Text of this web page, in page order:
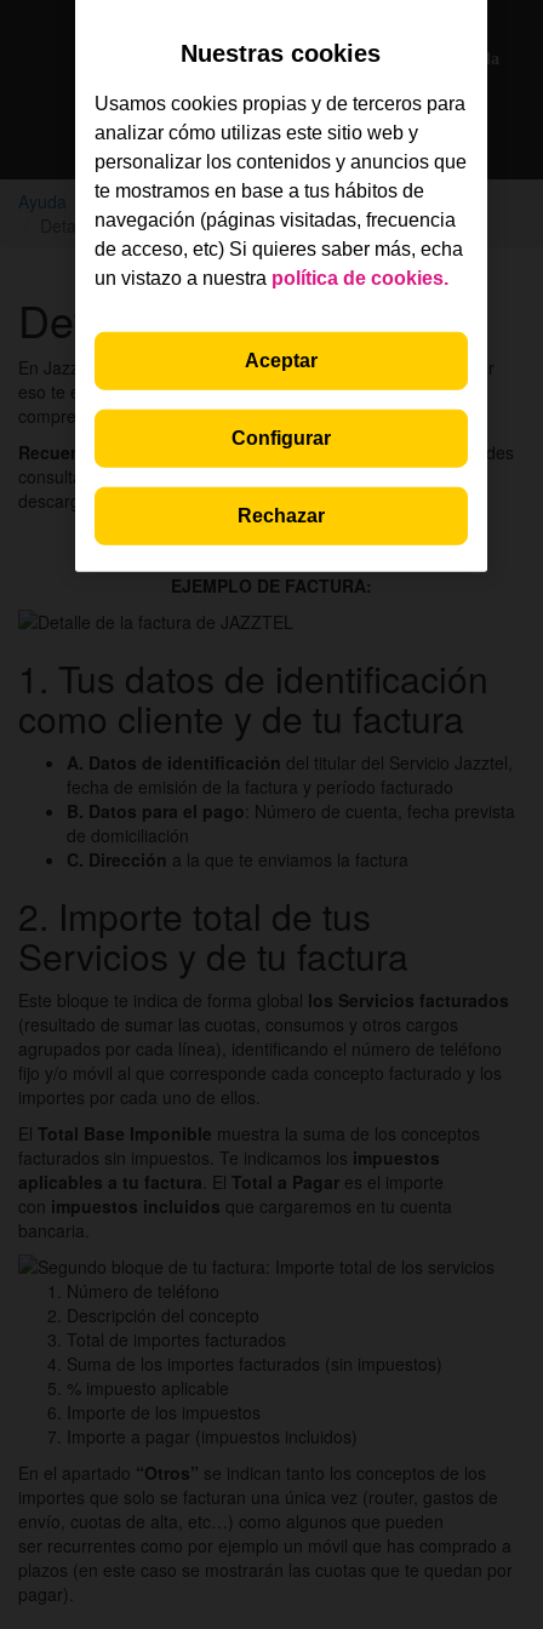
Si eres cliente, nuestros agentes te atienden por chat en la
Descarga la App
Ayuda Factura y consumo
Conceptos de factura
Detalle de tu factura
Detalle de tu factura
En Jazztel trabajamos para hacerte las cosas más fáciles. Por
eso te explicamos detalladamente tu factura para ayudarte a
comprenderla de una forma rápida y sencilla.
Recuerda:
En el área de clientes de Jazztel (Mi Cuenta) puedes
consultar online todas tus facturas y también las puedes
descargar en formato PDF:
Consulta tu factura Jazztel
EJEMPLO DE FACTURA:
1 . Tus datos de identificación
como cliente y de tu factura
A. Datos de identificación del titular del Servicio Jazztel,
fecha de emisión de la factura y período facturado
B. Datos para el pago: Número de cuenta, fecha prevista
de domiciliación
C. Dirección a la que te enviamos la factura
2. Importe total de tus
Servicios y de tu factura
Este bloque te indica de forma global los Servicios facturados
(resultado de sumar las cuotas, consumos y otros cargos
agrupados por cada línea), identificando el número de teléfono
fijo y/o móvil al que corresponde cada concepto facturado y los
importes por cada uno de ellos.
El Total Base Imponible muestra la suma de los conceptos
facturados sin impuestos. Te indicamos los impuestos
aplicables a tu factura . El Total a Pagar es el importe
con impuestos incluidos que cargaremos en tu cuenta
bancaria.
Número de teléfono
Descripción del concepto
Total de importes facturados
Suma de los importes facturados (sin impuestos)
% impuesto aplicable
Importe de los impuestos
Importe a pagar (impuestos incluidos)
En el apartado “Otros” se indican tanto los conceptos de los
importes que solo se facturan una única vez (router, gastos de
envío, cuotas de alta, etc…) como algunos que pueden
ser recurrentes como por ejemplo un móvil que has comprado a
plazos (en este caso se mostrarán las cuotas que te quedan por
pagar).
Nuestras cookies
Usamos cookies propias y de terceros para
analizar cómo utilizas este sitio web y
personalizar los contenidos y anuncios que
te mostramos en base a tus hábitos de
navegación (páginas visitadas, frecuencia
de acceso, etc) Si quieres saber más, echa
un vistazo a nuestra política de cookies.
Configurar
Rechazar
Aceptar